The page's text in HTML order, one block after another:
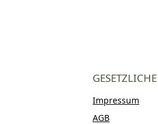
Impressum
AGB